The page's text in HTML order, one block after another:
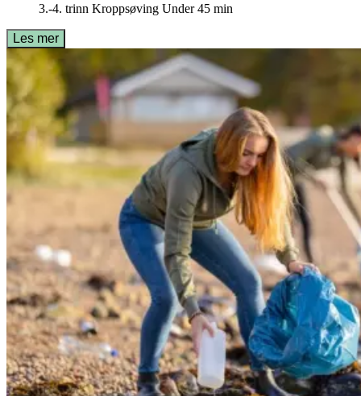
3.-4. trinn Kroppsøving Under 45 min
Les mer